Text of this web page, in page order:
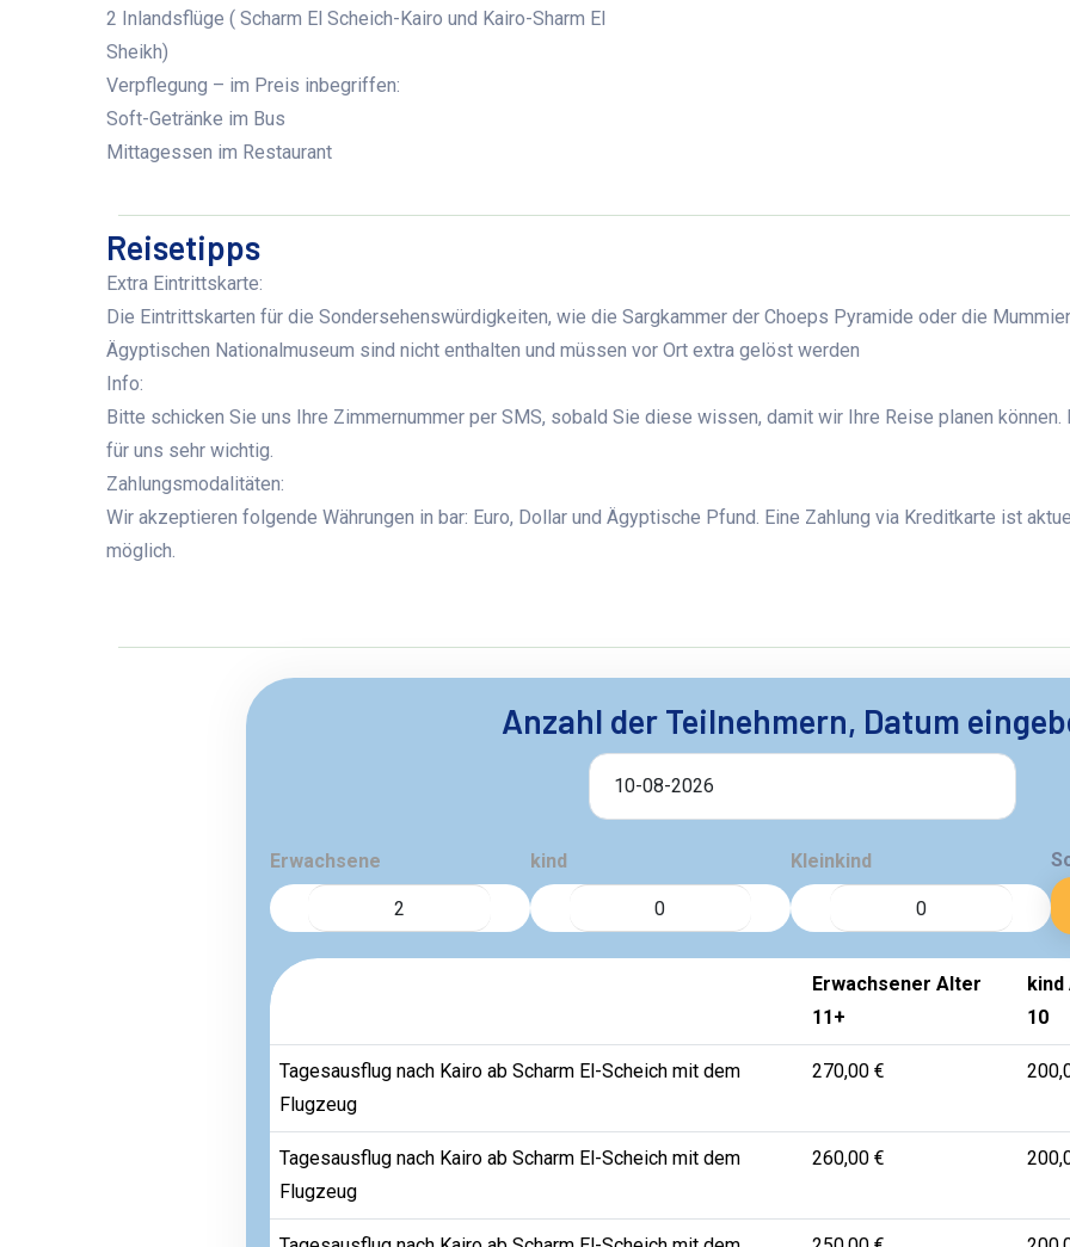
2 Inlandsflüge ( Scharm El Scheich-Kairo und Kairo-Sharm El
Sheikh)
Verpflegung – im Preis inbegriffen:
Soft-Getränke im Bus
Mittagessen im Restaurant
Reisetipps
Extra Eintrittskarte:
Die Eintrittskarten für die Sondersehenswürdigkeiten, wie die Sargkammer der Choeps Pyramide oder die
Ägyptischen Nationalmuseum sind nicht enthalten und müssen vor Ort extra gelöst werden
Info:
Bitte schicken Sie uns Ihre Zimmernummer per SMS, sobald Sie diese wissen, damit wir Ihre Reise planen können.
für uns sehr wichtig.
Zahlungsmodalitäten:
Wir akzeptieren folgende Währungen in bar: Euro, Dollar und Ägyptische Pfund. Eine Zahlung via Kreditkarte ist
möglich.
Anzahl der Teilnehmern, Datum
Erwachsene kind Kleinkind
Erwachsener Alter
11+
kind
10
Tagesausflug nach Kairo ab Scharm El-Scheich mit dem
Flugzeug
270,00 €
Tagesausflug nach Kairo ab Scharm El-Scheich mit dem
Flugzeug
260,00 €